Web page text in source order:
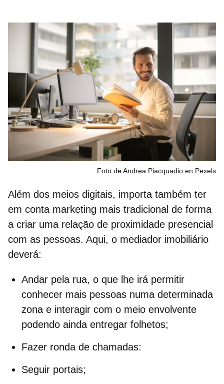
Foto de Andrea Piacquadio en Pexels
Além dos meios digitais, importa também ter
em conta marketing mais tradicional de forma
a criar uma relação de proximidade presencial
com as pessoas. Aqui, o mediador imobiliário
deverá:
Andar pela rua, o que lhe irá permitir
conhecer mais pessoas numa determinada
zona e interagir com o meio envolvente
podendo ainda entregar folhetos;
Fazer ronda de chamadas:
Seguir portais;